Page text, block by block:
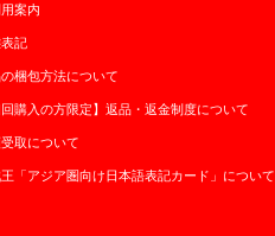
案内
記
梱包方法について
回購入の方限定】返品・返金制度について
取について
「アジア圏向け日本語表記カード」について